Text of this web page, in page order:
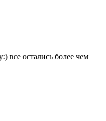
все остались более чем